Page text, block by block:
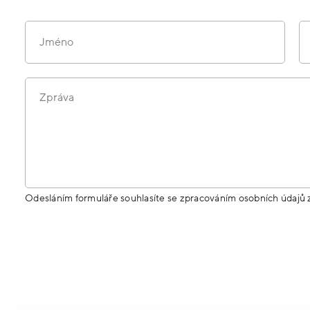
Jméno
Zpráva
Odesláním formuláře souhlasíte se zpracováním osobních údajů